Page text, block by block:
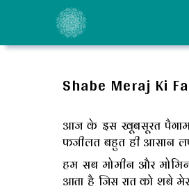
content
Shabe Meraj Ki
आज के इस खूबसूरत पैगाम
फजीलत बहुत ही आसान
हम सब मोमीन और
आता है जिस रात को शबे